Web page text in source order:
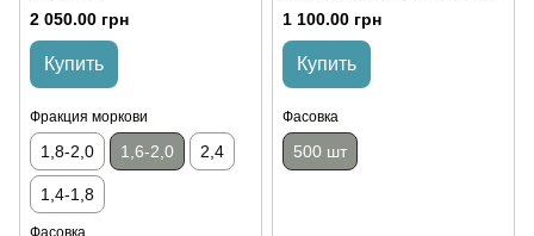
2 050.00 грн
Купить
Фракция моркови
1,8-2,0 1,6-2,0 2,4
1,4-1,8
Фасовка
1 100.00 грн
Купить
Фасовка
500 шт